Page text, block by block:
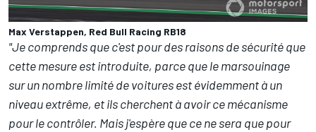
Max Verstappen, Red Bull Racing RB18
"Je comprends que c'est pour des raisons de sécurité que
cette mesure est introduite, parce que le marsouinage
sur un nombre limité de voitures est évidemment à un
niveau extrême, et ils cherchent à avoir ce mécanisme
pour le contrôler. Mais j'espère que ce ne sera que pour